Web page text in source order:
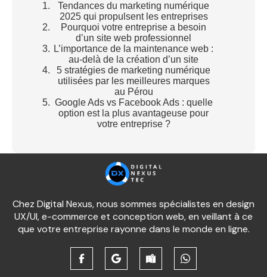
Tendances du marketing numérique
2025 qui propulsent les entreprises
Pourquoi votre entreprise a besoin
d’un site web professionnel
L’importance de la maintenance web :
au-delà de la création d’un site
5 stratégies de marketing numérique
utilisées par les meilleures marques
au Pérou
Google Ads vs Facebook Ads : quelle
option est la plus avantageuse pour
votre entreprise ?
Chez Digital Nexus, nous sommes spécialistes en design
UX/UI, e-commerce et conception web, en veillant à ce
que votre entreprise rayonne dans le monde en ligne.